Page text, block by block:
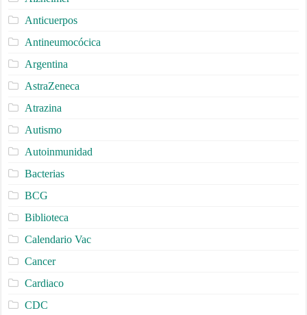
Anticuerpos
Antineumocócica
Argentina
AstraZeneca
Atrazina
Autismo
Autoinmunidad
Bacterias
BCG
Biblioteca
Calendario Vac
Cancer
Cardiaco
CDC